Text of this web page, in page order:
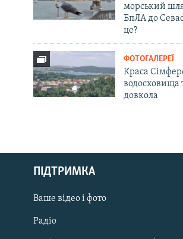
Русский
Qırımtatar
ДОЛУЧАЙСЯ!
морський
БпЛА до
це?
ФОТОГАЛЕРЕЇ
Краса
водосховища
довкола
ПІДТРИМКА
Ваше відео і фото
Радіо